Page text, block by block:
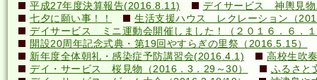
平成27年度決算報告(2016.8.11)
デイサービス 神輿見物
七夕に願い事！！
生活支援ハウス レクレーション（
デイサービス ミニ運動会開催しました！（２０１６．６．
開設20周年記念式典・第19回やすらぎの里祭（2016.5.15）
新年度全体朝礼・感染症予防講習会(2016.4.1)
高校生吹
デイ・サービス 桜見物（2016．3．29～30）
ふるさと